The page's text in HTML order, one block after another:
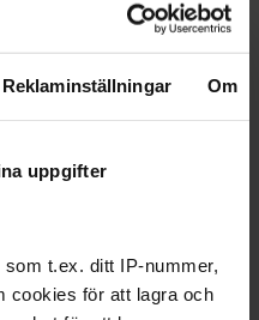
Reklaminställningar Om
uppgifter
t.ex. ditt IP-nummer,
cookies för att lagra och
det som hände?